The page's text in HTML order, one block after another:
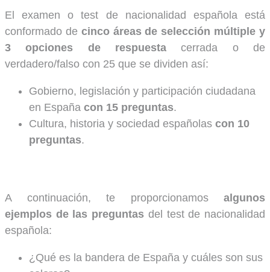
El examen o test de nacionalidad española está
conformado de cinco áreas de selección múltiple y
3 opciones de respuesta cerrada o de
verdadero/falso con 25 que se dividen así:
Gobierno, legislación y participación ciudadana
en España con 15 preguntas.
Cultura, historia y sociedad españolas con 10
preguntas.
A continuación, te proporcionamos algunos
ejemplos de las preguntas del test de nacionalidad
española:
¿Qué es la bandera de España y cuáles son sus